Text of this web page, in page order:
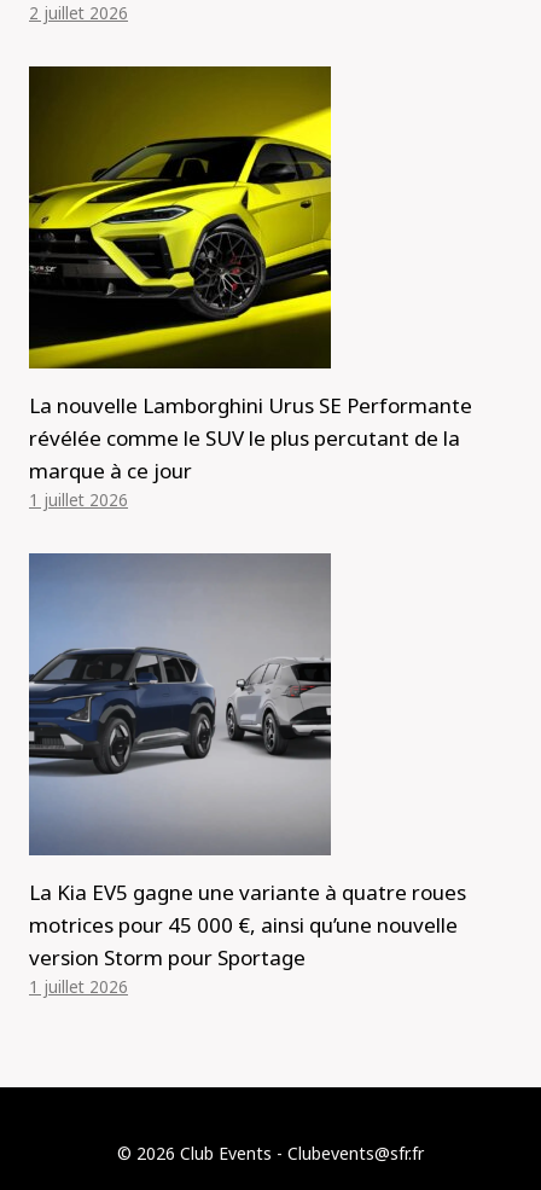
2 juillet 2026
La nouvelle Lamborghini Urus SE Performante
révélée comme le SUV le plus percutant de la
marque à ce jour
1 juillet 2026
La Kia EV5 gagne une variante à quatre roues
motrices pour 45 000 €, ainsi qu’une nouvelle
version Storm pour Sportage
1 juillet 2026
© 2026 Club Events - Clubevents@sfr.fr